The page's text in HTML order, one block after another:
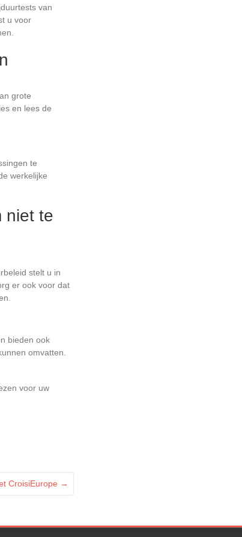
van
u voor
grote
en lees de
te
werkelijke
niet te
stelt u in
er ook voor dat
bieden ook
omvatten.
voor uw
CroisiEurope →